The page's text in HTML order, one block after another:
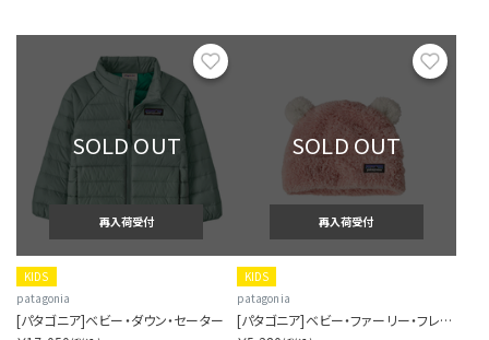
お気に入り
SOLD OUT
再入荷受付
KIDS
patagonia
[パタゴニア]ベビー・ダウン・セーター
SOLD OUT
再入荷受付
KIDS
patagonia
[パタゴニア]ベビー・ファーリー・フレンズ・ハット